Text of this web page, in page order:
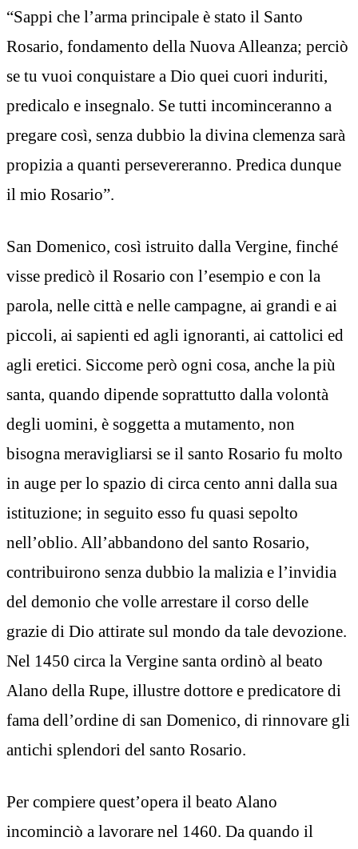
“Sappi che l’arma principale è stato il Santo
Rosario, fondamento della Nuova Alleanza; perciò
se tu vuoi conquistare a Dio quei cuori induriti,
predicalo e insegnalo. Se tutti incominceranno a
pregare così, senza dubbio la divina clemenza sarà
propizia a quanti persevereranno. Predica dunque
il mio Rosario”.
San Domenico, così istruito dalla Vergine, finché
visse predicò il Rosario con l’esempio e con la
parola, nelle città e nelle campagne, ai grandi e ai
piccoli, ai sapienti ed agli ignoranti, ai cattolici ed
agli eretici. Siccome però ogni cosa, anche la più
santa, quando dipende soprattutto dalla volontà
degli uomini, è soggetta a mutamento, non
bisogna meravigliarsi se il santo Rosario fu molto
in auge per lo spazio di circa cento anni dalla sua
istituzione; in seguito esso fu quasi sepolto
nell’oblio. All’abbandono del santo Rosario,
contribuirono senza dubbio la malizia e l’invidia
del demonio che volle arrestare il corso delle
grazie di Dio attirate sul mondo da tale devozione.
Nel 1450 circa la Vergine santa ordinò al beato
Alano della Rupe, illustre dottore e predicatore di
fama dell’ordine di san Domenico, di rinnovare gli
antichi splendori del santo Rosario.
Per compiere quest’opera il beato Alano
incominciò a lavorare nel 1460. Da quando il